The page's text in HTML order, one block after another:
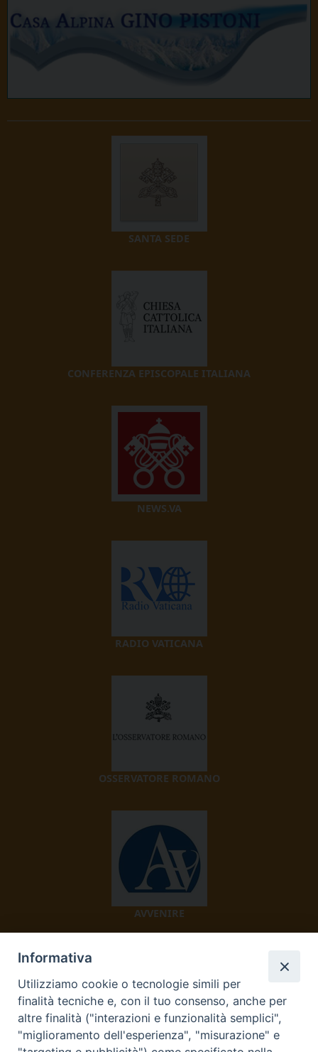
SANTA SEDE
CONFERENZA EPISCOPALE ITALIANA
NEWS.VA
RADIO VATICANA
OSSERVATORE ROMANO
AVVENIRE
TV 2000
Informativa
Utilizziamo cookie o tecnologie simili per
finalità tecniche e, con il tuo consenso, anche per
altre finalità ("interazioni e funzionalità semplici",
"miglioramento dell'esperienza", "misurazione" e